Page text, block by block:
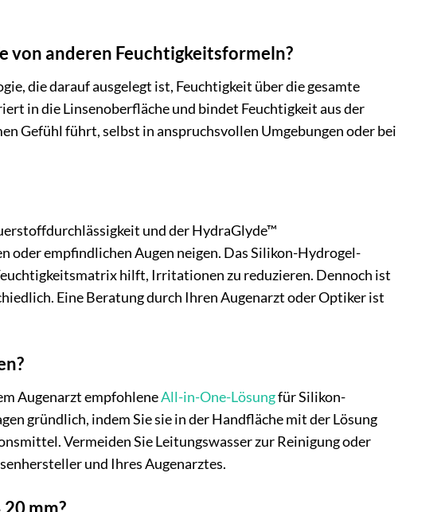
von anderen Feuchtigkeitsformeln?
die darauf ausgelegt ist, Feuchtigkeit über die gesamte
in die Linsenoberfläche und bindet Feuchtigkeit aus der
Gefühl führt, selbst in anspruchsvollen Umgebungen oder bei
und der HydraGlyde™
oder empfindlichen Augen neigen. Das Silikon-Hydrogel-
hilft, Irritationen zu reduzieren. Dennoch ist
Eine Beratung durch Ihren Augenarzt oder Optiker ist
Augenarzt empfohleneAll-in-One-Lösungfür Silikon-
gründlich, indem Sie sie in der Handfläche mit der Lösung
Vermeiden Sie Leitungswasser zur Reinigung oder
und Ihres Augenarztes.
mm?